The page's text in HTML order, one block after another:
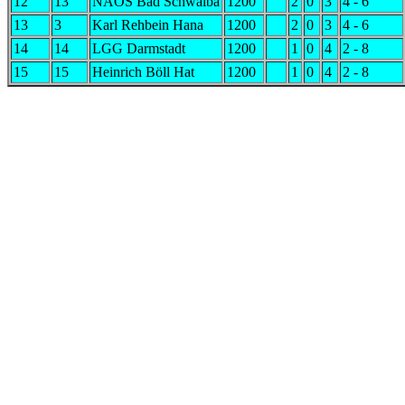
13
3 Karl Rehbein Hana 1200 2 0 3 4 - 6
14
14 LGG Darmstadt 1200 1 0 4 2 - 8
15
15 Heinrich Böll Hat 1200 1 0 4 2 - 8